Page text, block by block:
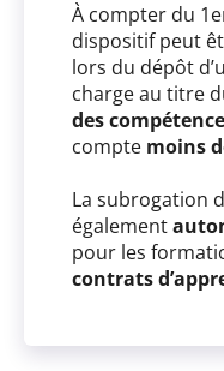
À compter du
dispositif peut
lors du dépôt
charge au titre
des
compte moins
La subrogation
également
pour les
contrats